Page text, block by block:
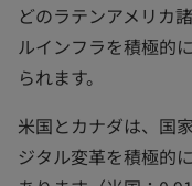
どのラテンアメリカ
ルインフラを積極的
られます。
米国とカナダは、国
ジタル変革を積極的